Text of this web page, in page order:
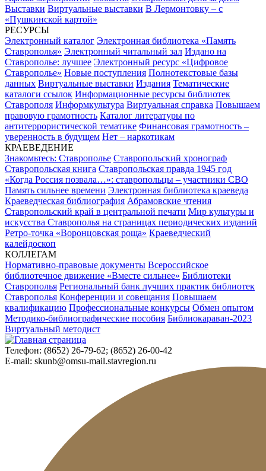
Выставки Виртуальные выставки В Лермонтовку – с
«Пушкинской картой»
РЕСУРСЫ
Электронный каталог Электронная библиотека «Память
Ставрополья» Электронный читальный зал Издано на
Ставрополье: лучшее Электронный ресурс «Цифровое
Ставрополье» Новые поступления Полнотекстовые базы
данных Виртуальные выставки Издания Тематические
каталоги ссылок Информационные ресурсы библиотек
Ставрополя Информкультура Виртуальная справка Повышаем
правовую грамотность Каталог литературы по
антитеррористической тематике Финансовая грамотность –
уверенность в будущем Нет – наркотикам
КРАЕВЕДЕНИЕ
Знакомьтесь: Ставрополье Ставропольский хронограф
Ставропольская книга Ставропольская правда 1945 год
«Когда Россия позвала…»: ставропольцы – участники СВО
Память сильнее времени Электронная библиотека краеведа
Краеведческая библиография Абрамовские чтения
Ставропольский край в центральной печати Мир культуры и
искусства Ставрополья на страницах периодических изданий
Ретро-точка «Воронцовская роща» Краеведческий
калейдоскоп
КОЛЛЕГАМ
Нормативно-правовые документы Всероссийское
библиотечное движение «Вместе сильнее» Библиотеки
Ставрополья Региональный банк лучших практик библиотек
Ставрополья Конференции и совещания Повышаем
квалификацию Профессиональные конкурсы Обмен опытом
Методико-библиографические пособия Библиокараван-2023
Виртуальный методист
Телефон: (8652) 26-79-62; (8652) 26-00-42
E-mail: skunb@omsu-mail.stavregion.ru